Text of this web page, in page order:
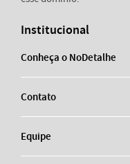
Institucional
Conheça o NoDetalhe
Contato
Equipe